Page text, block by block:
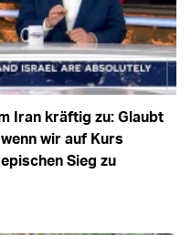
Iran kräftig zu: Glaubt
wir auf Kurs
Sieg zu